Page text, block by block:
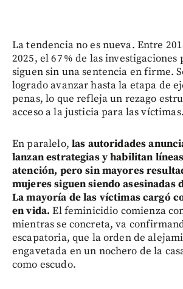
La tendencia no es nueva. Entre
2025, el 67 % de las
siguen sin una sentencia en firme.
logrado avanzar hasta la etapa de
penas, lo que refleja un rezago
acceso a la justicia para las víctimas.
En paralelo, las autoridades
lanzan estrategias y habilitan
atención, pero sin mayores
mujeres siguen siendo asesinadas
La mayoría de las víctimas cargó
en vida. El feminicidio comienza
mientras se concreta, va
escapatoria, que la orden de
engavetada en un nochero de la
como escudo.